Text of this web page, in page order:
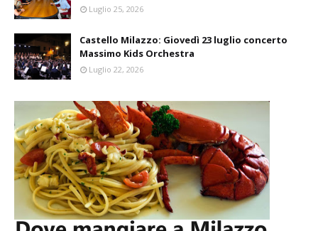
Luglio 25, 2026
Castello Milazzo: Giovedì 23 luglio concerto
Massimo Kids Orchestra
Luglio 22, 2026